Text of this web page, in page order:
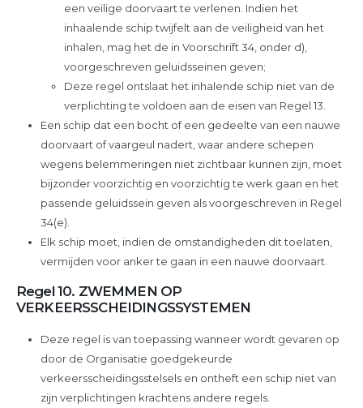
een veilige doorvaart te verlenen. Indien het
inhaalende schip twijfelt aan de veiligheid van het
inhalen, mag het de in Voorschrift 34, onder d),
voorgeschreven geluidsseinen geven;
Deze regel ontslaat het inhalende schip niet van de
verplichting te voldoen aan de eisen van Regel 13.
Een schip dat een bocht of een gedeelte van een nauwe
doorvaart of vaargeul nadert, waar andere schepen
wegens belemmeringen niet zichtbaar kunnen zijn, moet
bijzonder voorzichtig en voorzichtig te werk gaan en het
passende geluidssein geven als voorgeschreven in Regel
34(e).
Elk schip moet, indien de omstandigheden dit toelaten,
vermijden voor anker te gaan in een nauwe doorvaart.
Regel 10. ZWEMMEN OP
VERKEERSSCHEIDINGSSYSTEMEN
Deze regel is van toepassing wanneer wordt gevaren op
door de Organisatie goedgekeurde
verkeersscheidingsstelsels en ontheft een schip niet van
zijn verplichtingen krachtens andere regels.